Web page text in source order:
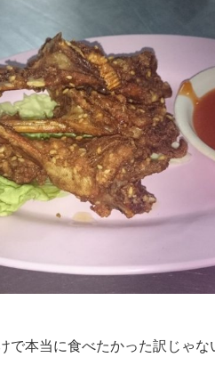
で本当に食べたかった訳じゃな